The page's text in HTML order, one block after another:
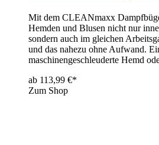
Mit dem CLEANmaxx
Hemden und Blusen nicht nur
sondern auch im gleichen
und das nahezu ohne Aufwand.
maschinengeschleuderte Hemd
ab 113,99 €*
Zum Shop